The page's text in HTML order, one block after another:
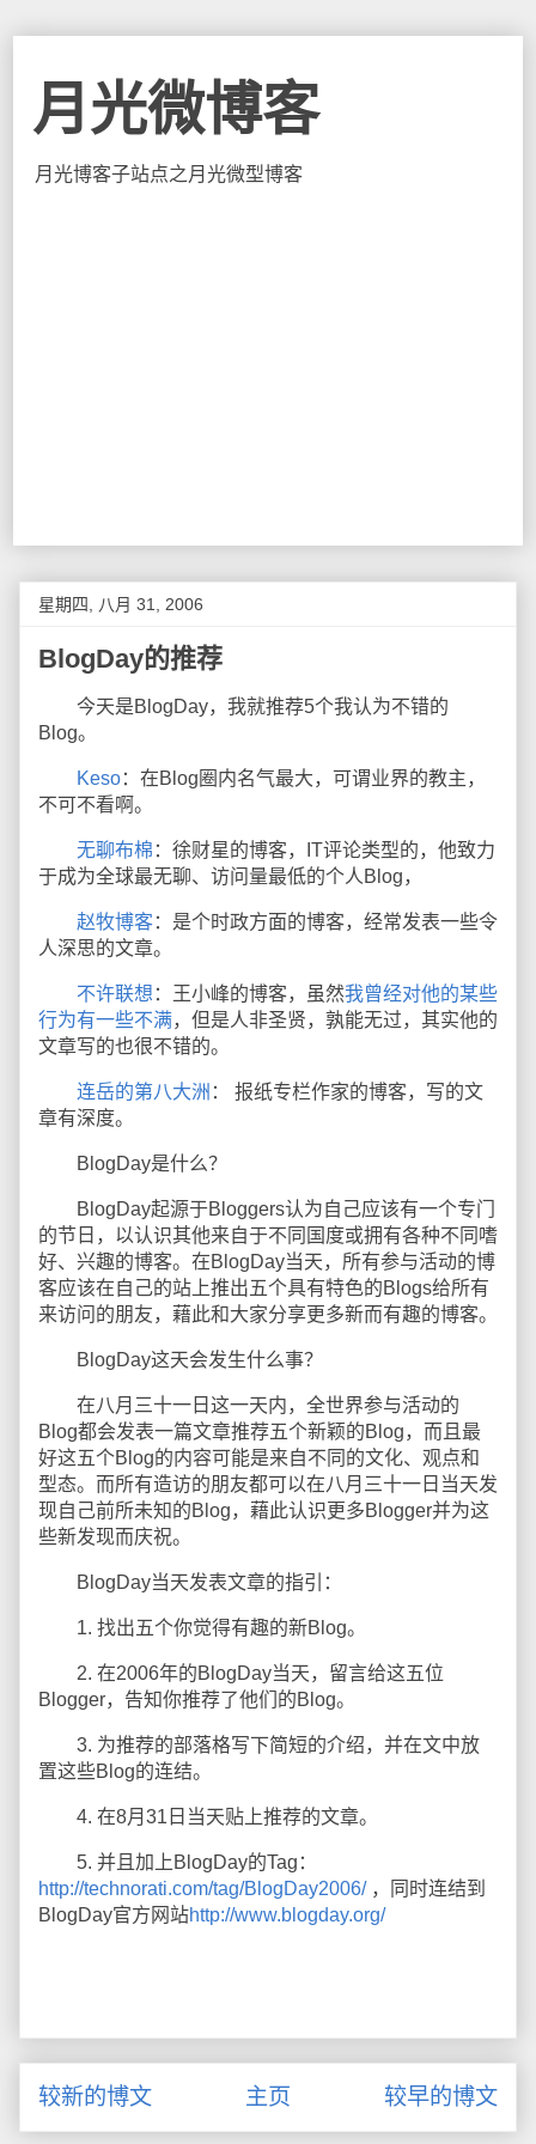
月光微博客
月光博客子站点之月光微型博客
星期四, 八月 31, 2006
BlogDay的推荐
今天是BlogDay，我就推荐5个我认为不错的
Blog。
Keso：在Blog圈内名气最大，可谓业界的教主，
不可不看啊。
无聊布棉 ：徐财星的博客，IT评论类型的，他致力
于成为全球最无聊、访问量最低的个人Blog，
赵牧博客：是个时政方面的博客，经常发表一些令
人深思的文章。
不许联想 ：王小峰的博客，虽然我曾经对他的某些
行为有一些不满，但是人非圣贤，孰能无过，其实他的
文章写的也很不错的。
连岳的第八大洲 ： 报纸专栏作家的博客，写的文
章有深度。
BlogDay是什么？
BlogDay起源于Bloggers认为自己应该有一个专门
的节日，以认识其他来自于不同国度或拥有各种不同嗜
好、兴趣的博客。在BlogDay当天，所有参与活动的博
客应该在自己的站上推出五个具有特色的Blogs给所有
来访问的朋友，藉此和大家分享更多新而有趣的博客。
BlogDay这天会发生什么事？
在八月三十一日这一天内，全世界参与活动的
Blog都会发表一篇文章推荐五个新颖的Blog，而且最
好这五个Blog的内容可能是来自不同的文化、观点和
型态。而所有造访的朋友都可以在八月三十一日当天发
现自己前所未知的Blog，藉此认识更多Blogger并为这
些新发现而庆祝。
BlogDay当天发表文章的指引：
1. 找出五个你觉得有趣的新Blog。
2. 在2006年的BlogDay当天，留言给这五位
Blogger，告知你推荐了他们的Blog。
3. 为推荐的部落格写下简短的介绍，并在文中放
置这些Blog的连结。
4. 在8月31日当天贴上推荐的文章。
5. 并且加上BlogDay的Tag：
http://technorati.com/tag/BlogDay2006/，同时连结到
BlogDay官方网站http://www.blogday.org/
较新的博文 较早的博文
主页